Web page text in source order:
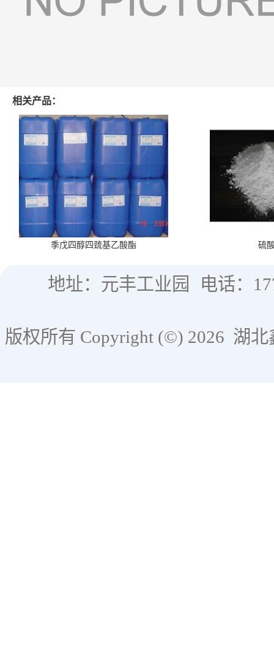
相关产品：
季戊四醇四巯基乙酸酯 硫
地址：元丰工业园 电话：
版权所有 Copyright (©) 2026 湖北